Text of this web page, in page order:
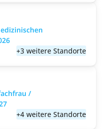
+3 weitere Standorte
/
+4 weitere Standorte